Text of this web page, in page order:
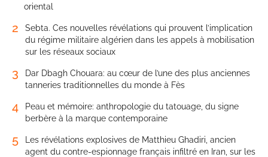
oriental
2
Sebta. Ces nouvelles révélations qui prouvent l’implication
du régime militaire algérien dans les appels à mobilisation
sur les réseaux sociaux
3
Dar Dbagh Chouara: au cœur de l’une des plus anciennes
tanneries traditionnelles du monde à Fès
4
Peau et mémoire: anthropologie du tatouage, du signe
berbère à la marque contemporaine
5
Les révélations explosives de Matthieu Ghadiri, ancien
agent du contre-espionnage français infiltré en Iran, sur les